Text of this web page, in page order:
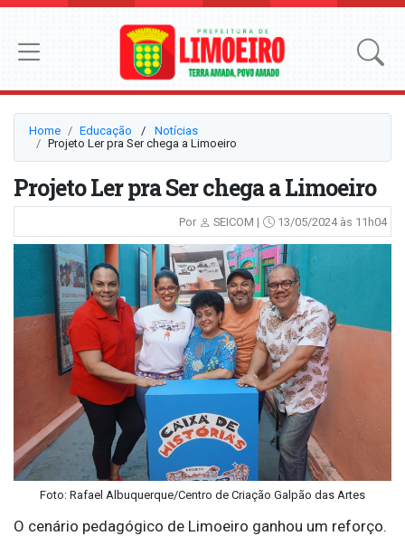
Home Educação ⠀/⠀ Notícias
Projeto Ler pra Ser chega a Limoeiro
Projeto Ler pra Ser chega a Limoeiro
Por SEICOM | 13/05/2024 às 11h04
Foto: Rafael Albuquerque/Centro de Criação Galpão das Artes
O cenário pedagógico de Limoeiro ganhou um reforço.